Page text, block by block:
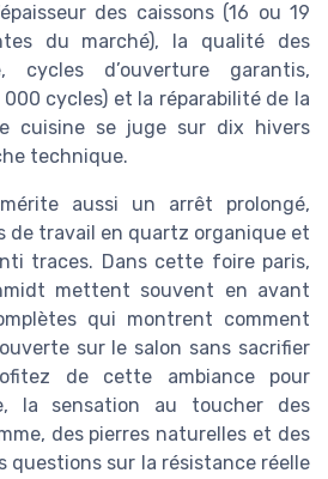
des caissons (16 ou 19
du marché), la qualité des
cycles d’ouverture garantis,
cycles) et la réparabilité de la
cuisine se juge sur dix hivers
technique.
aussi un arrêt prolongé,
de travail en quartz organique et
traces. Dans cette foire paris,
mettent souvent en avant
qui montrent comment
sur le salon sans sacrifier
de cette ambiance pour
la sensation au toucher des
des pierres naturelles et des
questions sur la résistance réelle